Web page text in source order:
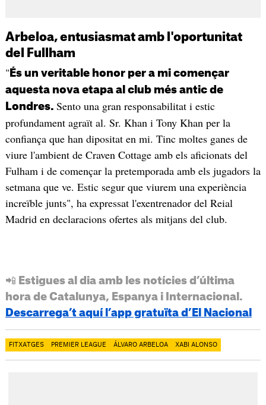
Arbeloa, entusiasmat amb l'oportunitat
del Fullham
" És un veritable honor per a mi començar
aquesta nova etapa al club més antic de
Londres. Sento una gran responsabilitat i estic
profundament agraït al. Sr. Khan i Tony Khan per la
confiança que han dipositat en mi. Tinc moltes ganes de
viure l'ambient de Craven Cottage amb els aficionats del
Fulham i de començar la pretemporada amb els jugadors la
setmana que ve. Estic segur que viurem una experiència
increïble junts", ha expressat l'exentrenador del Reial
Madrid en declaracions ofertes als mitjans del club.
📲 Estigues al dia amb les notícies d’última
hora de Catalunya, Espanya i Internacional.
Descarrega’t aquí l’app gratuïta d’El Nacional
FITXATGES PREMIER LEAGUE ÁLVARO ARBELOA XABI ALONSO